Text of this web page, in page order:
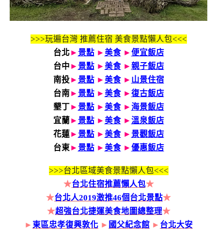
>>>玩遍台灣 推薦住宿 美食景點懶人包<<<
台北 ► 景點 ► 美食► 便宜飯店
台中 ► 景點 ► 美食► 親子飯店
南投► 景點 ► 美食► 山景住宿
台南► 景點 ► 美食► 復古飯店
墾丁► 景點 ► 美食► 海景飯店
宜蘭 ► 景點 ► 美食► 溫泉飯店
花蓮► 景點 ► 美食► 景觀飯店
台東► 景點 ► 美食► 優惠飯店
>>>台北區域美食景點懶人包<<<
★台北住宿推薦懶人包★
★台北人2019激推46個台北景點★
★超強台北捷運美食地圖總整理★
► 東區忠孝復興敦化 ► 國父紀念館 ► 台北大安